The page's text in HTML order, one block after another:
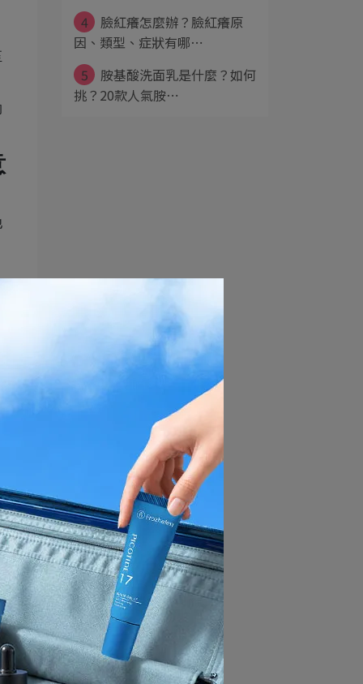
4
臉紅癢怎麼辦？臉紅癢原
因、類型、症狀有哪⋯
5
胺基酸洗面乳是什麼？如何
挑？20款人氣胺⋯